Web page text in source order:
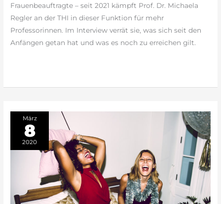
Frauenbeauftragte – seit 2021 kämpft Prof. Dr. Michaela
Regler an der THI in dieser Funktion für mehr
Professorinnen. Im Interview verrät sie, was sich seit den
Anfängen getan hat und was es noch zu erreichen gilt.
wenige
Role
Models“
März
8
2020